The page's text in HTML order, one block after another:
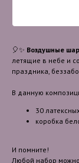
🎈✨ Воздушные
летящие в небе и
праздника,
В данную
30
коробка
И помните!
Любой набор можно